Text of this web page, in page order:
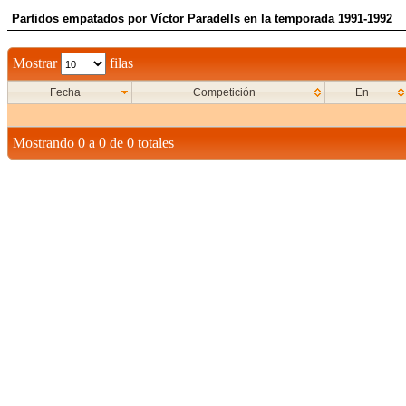
Partidos empatados por Víctor Paradells en la temporada 1991-1992
Mostrar filas
Fecha Competición En
Mostrando 0 a 0 de 0 totales